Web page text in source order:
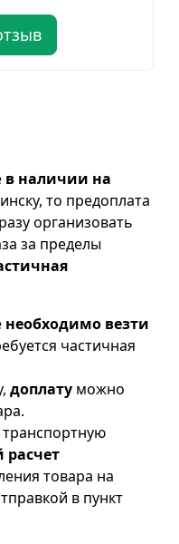
в наличии на
то предоплата
организовать
за пределы
необходимо везти
частичная
доплату можно
транспортную
расчет
товара на
в пункт